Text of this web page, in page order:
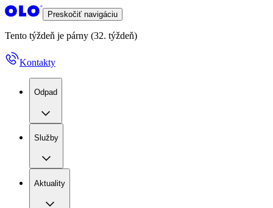
Preskočiť navigáciu
Tento týždeň je párny (32. týždeň)
Kontakty
Odpad
Služby
Aktuality